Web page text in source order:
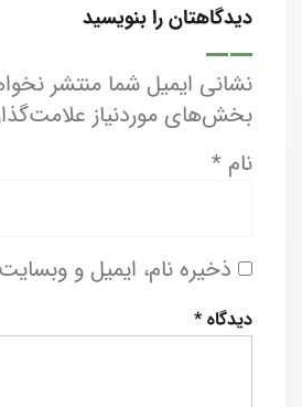
دیدگاهتان را بنویسید
نشانی ایمیل شما منتشر
بخش‌های موردنیاز
نام *
ذخیره نام، ایمیل و
دیدگاه*